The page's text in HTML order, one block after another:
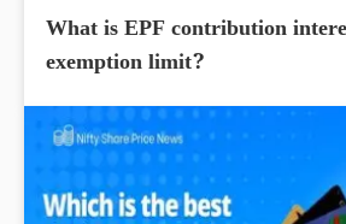
What is EPF contribution
exemption limit?